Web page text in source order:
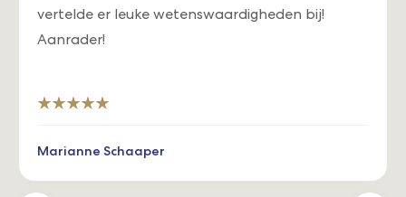
vertelde er leuke wetenswaardigheden bij!
Aanrader!
Marianne Schaaper